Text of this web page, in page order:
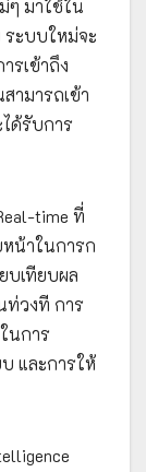
ๆ มาใช้ใน
ระบบใหม่จะ
รเข้าถึง
ามารถเข้า
ด้รับการ
time ที่
น้าในการก
บเทียบผล
ท่วงที การ
นการ
และการให้